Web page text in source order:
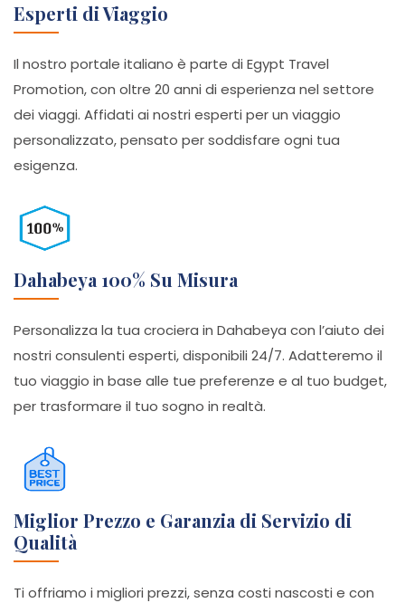
Esperti di Viaggio
Il nostro portale italiano è parte di Egypt Travel
Promotion, con oltre 20 anni di esperienza nel settore
dei viaggi. Affidati ai nostri esperti per un viaggio
personalizzato, pensato per soddisfare ogni tua
esigenza.
Dahabeya 100% Su Misura
Personalizza la tua crociera in Dahabeya con l’aiuto dei
nostri consulenti esperti, disponibili 24/7. Adatteremo il
tuo viaggio in base alle tue preferenze e al tuo budget,
per trasformare il tuo sogno in realtà.
Miglior Prezzo e Garanzia di Servizio di
Qualità
Ti offriamo i migliori prezzi, senza costi nascosti e con